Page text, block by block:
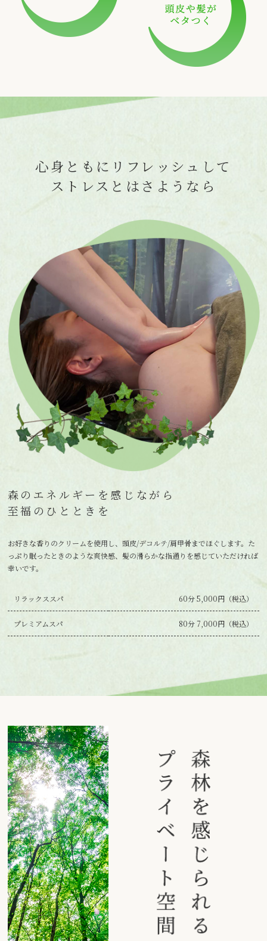
心身ともにリフレッシュして
ストレスとはさようなら
森のエネルギーを感じながら
至福のひとときを
お好きな香りのクリームを使用し、頭皮/デコルテ/肩甲骨までほぐします。た
っぷり眠ったときのような爽快感、髪の滑らかな指通りを感じていただければ
幸いです。
リラックススパ 60分 5,000円（税込）
プレミアムスパ 80分 7,000円（税込）